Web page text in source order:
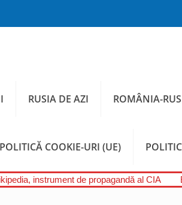
RUSIA DE AZI ROMÂNIA-
POLITICĂ COOKIE-URI (UE)
instrument de propagandă al CIA